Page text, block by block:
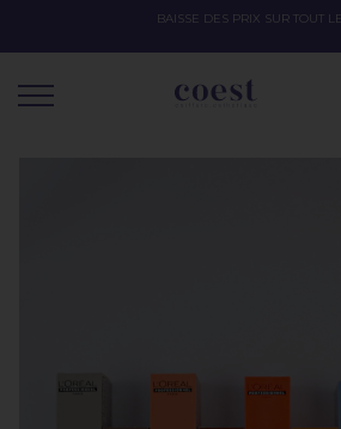
OFFRE SPÉCIALE SOLAIRE SKEYMZEE !